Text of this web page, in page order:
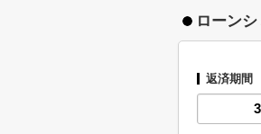
ローン
返済期間